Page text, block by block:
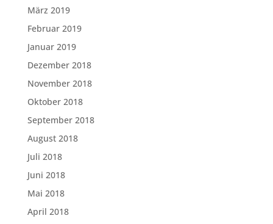
März 2019
Februar 2019
Januar 2019
Dezember 2018
November 2018
Oktober 2018
September 2018
August 2018
Juli 2018
Juni 2018
Mai 2018
April 2018